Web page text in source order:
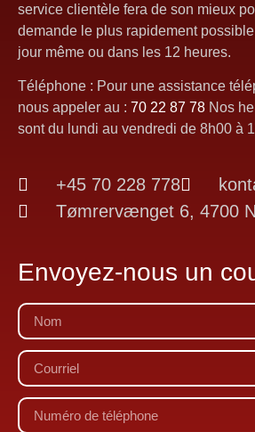
service clientèle fera de son mieux
demande le plus rapidement
jour même ou dans les 12 heures.
Téléphone : Pour une assistance
nous appeler au : 70 22 87 78 Nos
sont du lundi au vendredi de 8h00 à
+45 70 228 778
Tømrervænget 6, 4700
Envoyez-nous un